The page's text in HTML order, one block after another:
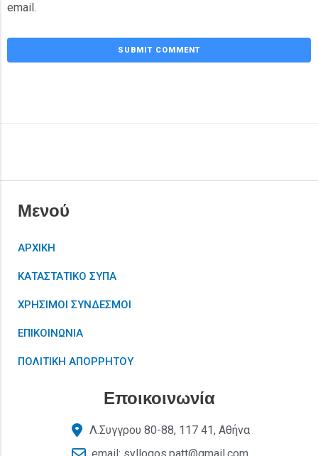
email.
Μενού
ΑΡΧΙΚΗ
ΚΑΤΑΣΤΑΤΙΚΟ ΣΥΠΑ
ΧΡΗΣΙΜΟΙ ΣΥΝΔΕΣΜΟΙ
ΕΠΙΚΟΙΝΩΝΙΑ
ΠΟΛΙΤΙΚΗ ΑΠΟΡΡΗΤΟΥ
Εποικοινωνία
Λ.Συγγρου 80-88, 117 41, Αθήνα